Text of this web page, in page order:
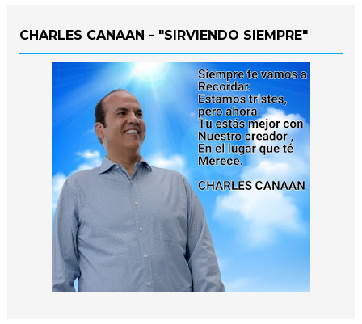
CHARLES CANAAN - "SIRVIENDO SIEMPRE"